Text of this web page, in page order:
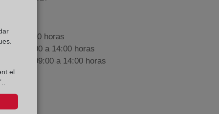
a 17:00 horas
de 09:00 a 14:00 horas
de 09:00 a 14:00 horas
el